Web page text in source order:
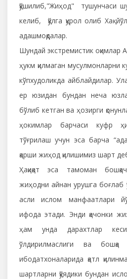
қўшилиб,"Жиҳод" тушунчаси
келиб, қўлга қурол олиб Хақ
адашмоқдалар.
Шундай экстремистик оқимлар
ҳукм қилмаган мусулмонларни
кўпхудоликда айблайдилар.
ер юзидан бундан неча
бўлиб кетган ва ҳозирги
ҳокимлар барчаси куфр
тўғрилаш учун эса барча
қарши жиҳод қилишимиз шарт
Ҳақиқат эса тамоман
жиҳодни айнан урушга боғлаб
асли ислом манфаатлари
ифода этади. Энди қачонки
ҳам унда дарахтлар
ўлдирилмаслиги ва
ибодатхоналарида қатл
шартларни қўядики бундан